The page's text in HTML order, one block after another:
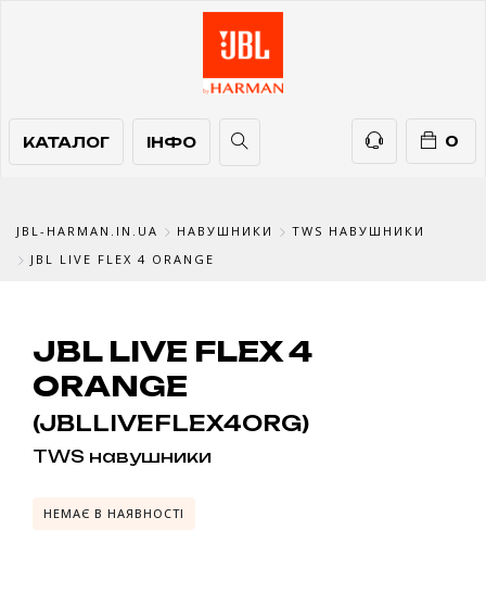
КАТАЛОГ
КАТАЛОГ ІНФО
ІНФО 0
ТЕЛЕФОНИ
JBL-HARMAN.IN.UA НАВУШНИКИ
TWS НАВУШНИКИ
JBL LIVE FLEX 4 ORANGE
JBL LIVE FLEX 4
ORANGE
(JBLLIVEFLEX4ORG)
TWS навушники
НЕМАЄ В НАЯВНОСТІ